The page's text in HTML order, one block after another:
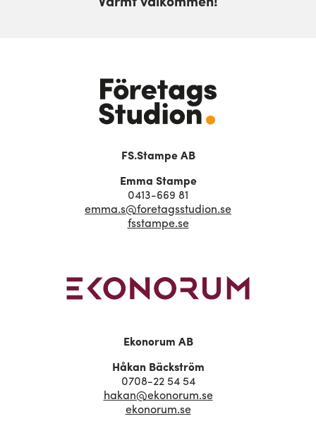
FS.Stampe AB
Emma Stampe
0413-669 81
emma.s@foretagsstudion.se
fsstampe.se
Ekonorum AB
Håkan Bäckström
0708-22 54 54
hakan@ekonorum.se
ekonorum.se